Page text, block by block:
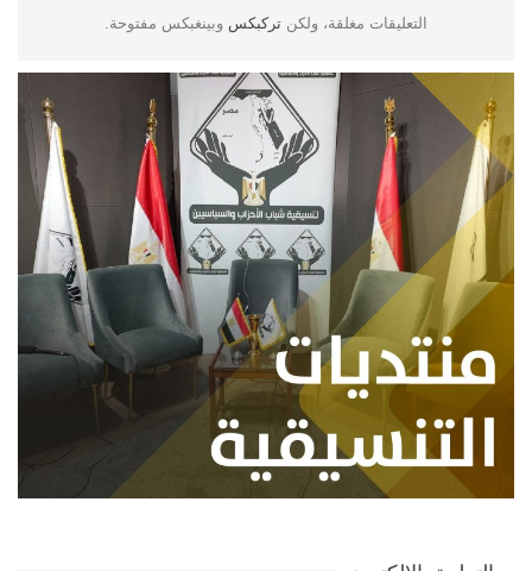
التعليقات مغلقة، ولكن تركبكس وبينغبكس مفتوحة.